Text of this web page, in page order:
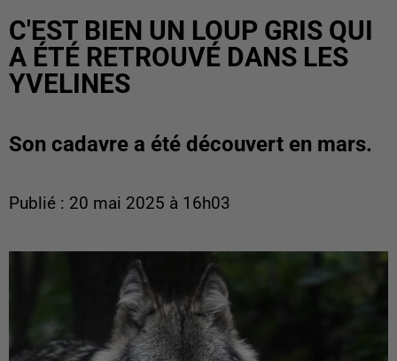
C'EST BIEN UN LOUP GRIS QUI
A ÉTÉ RETROUVÉ DANS LES
YVELINES
Son cadavre a été découvert en mars.
Publié : 20 mai 2025 à 16h03